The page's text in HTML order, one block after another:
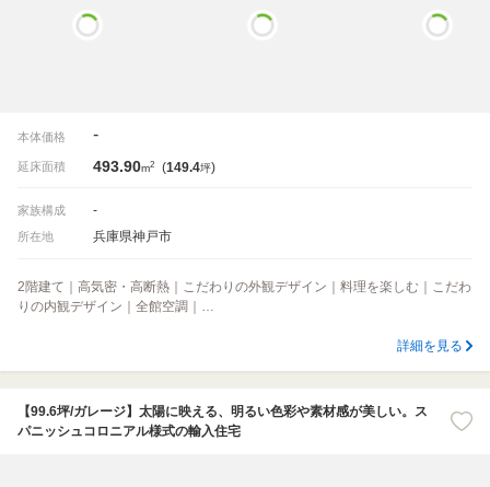
本体価格 -
延床面積 493.90m2 (149.4坪)
家族構成 -
所在地 兵庫県神戸市
2階建て｜高気密・高断熱｜こだわりの外観デザイン｜料理を楽しむ｜こだわ
りの内観デザイン｜全館空調｜…
詳細を見る
【99.6坪/ガレージ】太陽に映える、明るい色彩や素材感が美しい。ス
パニッシュコロニアル様式の輸入住宅